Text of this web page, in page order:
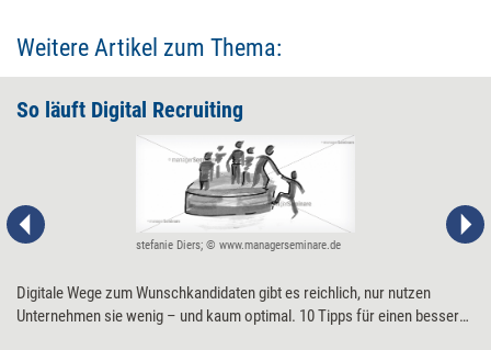
Weitere Artikel zum Thema:
So läuft Digital Recruiting
stefanie Diers; © www.managerseminare.de
Digitale Wege zum Wunschkandidaten gibt es reichlich, nur nutzen
Unternehmen sie wenig – und kaum optimal. 10 Tipps für einen besseren